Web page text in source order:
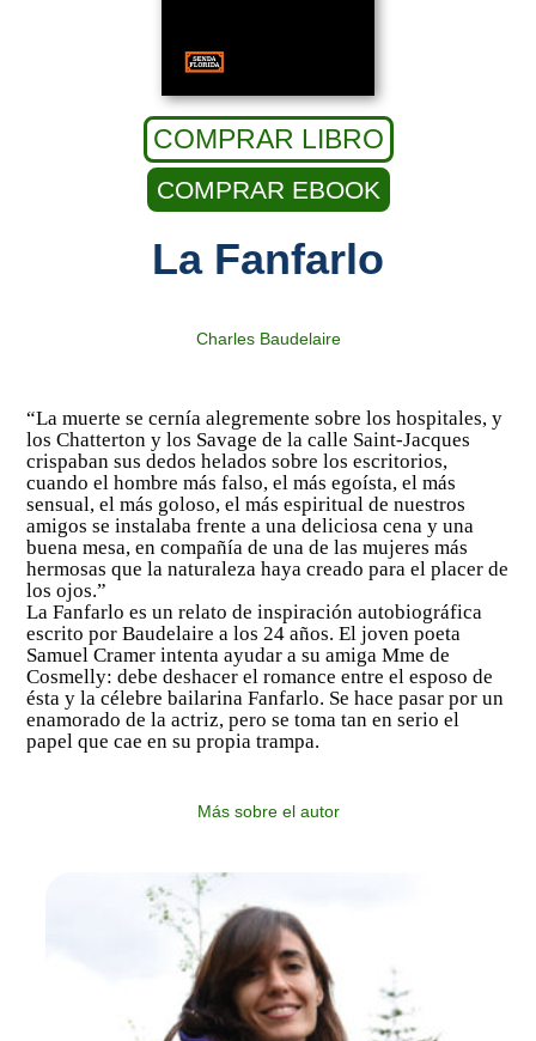
COMPRAR LIBRO
COMPRAR EBOOK
La Fanfarlo
Charles Baudelaire
“La muerte se cernía alegremente sobre los hospitales, y
los Chatterton y los Savage de la calle Saint-Jacques
crispaban sus dedos helados sobre los escritorios,
cuando el hombre más falso, el más egoísta, el más
sensual, el más goloso, el más espiritual de nuestros
amigos se instalaba frente a una deliciosa cena y una
buena mesa, en compañía de una de las mujeres más
hermosas que la naturaleza haya creado para el placer de
los ojos.”
La Fanfarlo es un relato de inspiración autobiográfica
escrito por Baudelaire a los 24 años. El joven poeta
Samuel Cramer intenta ayudar a su amiga Mme de
Cosmelly: debe deshacer el romance entre el esposo de
ésta y la célebre bailarina Fanfarlo. Se hace pasar por un
enamorado de la actriz, pero se toma tan en serio el
papel que cae en su propia trampa.
Más sobre el autor